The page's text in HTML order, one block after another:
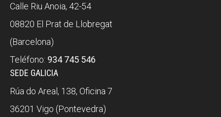
Calle Riu Anoia, 42-54
08820 El Prat de Llobregat
(Barcelona)
Teléfono: 934 745 546
SEDE GALICIA
Rúa do Areal, 138, Oficina 7
36201 Vigo (Pontevedra)